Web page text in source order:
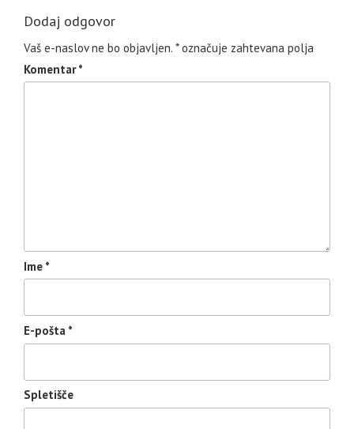
Dodaj odgovor
Vaš e-naslov ne bo objavljen. *označuje zahtevana polja
Komentar*
Ime *
E-pošta *
Spletišče